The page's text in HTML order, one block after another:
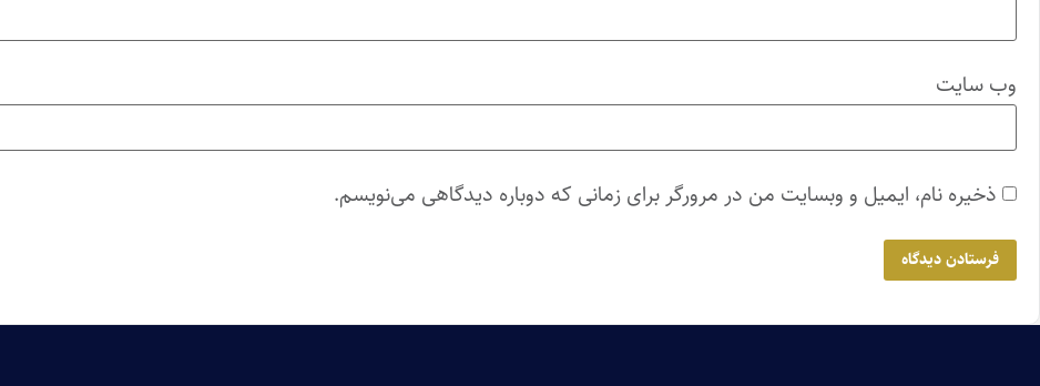
وب‌ سایت
ذخیره نام، ایمیل و وبسایت من در مرورگر برای زمانی که دوباره دیدگاهی می‌نویسم.